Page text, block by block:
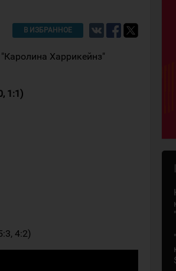
В ИЗБРАННОЕ
Харрикейнз"
1:1)
4:2)